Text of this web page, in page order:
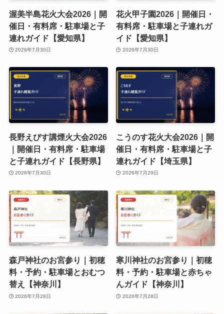
渥美半島花火大会2026｜開
催日・有料席・駐車場と子
連れガイド【愛知県】
2026年7月30日
花火甲子園2026｜開催日・
有料席・駐車場と子連れガ
イド【愛知県】
2026年7月30日
長野えびす講煙火大会2026
｜開催日・有料席・駐車場
と子連れガイド【長野県】
2026年7月30日
こうのす花火大会2026｜開
催日・有料席・駐車場と子
連れガイド【埼玉県】
2026年7月29日
森戸神社のお宮参り｜初穂
料・予約・駐車場とおむつ
替え【神奈川】
2026年7月28日
寒川神社のお宮参り｜初穂
料・予約・駐車場と赤ちゃ
んガイド【神奈川】
2026年7月28日